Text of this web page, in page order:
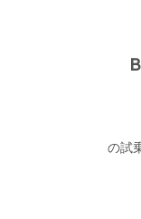
の試